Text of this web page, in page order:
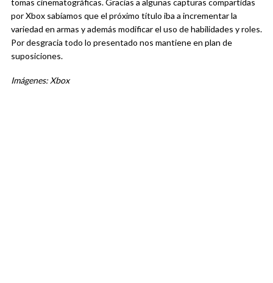
por Xbox sabíamos que el próximo título iba a incrementar la
variedad en armas y además modificar el uso de habilidades y roles.
Por desgracia todo lo presentado nos mantiene en plan de
suposiciones.
Imágenes: Xbox